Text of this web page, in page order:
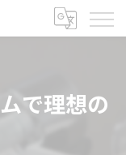
で理想の